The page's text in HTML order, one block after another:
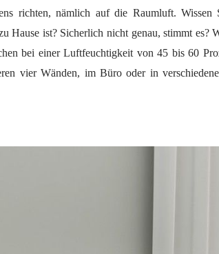
richten, nämlich auf die Raumluft.
Hause ist? Sicherlich nicht genau, stimmt es?
bei einer Luftfeuchtigkeit von 45 bis 60
vier Wänden, im Büro oder in